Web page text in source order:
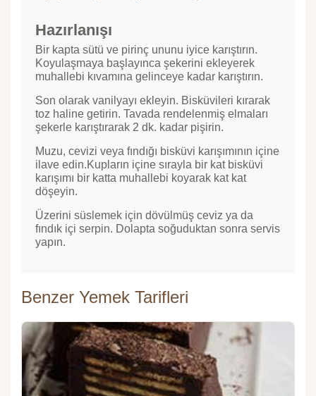
Hazırlanışı
Bir kapta sütü ve pirinç ununu iyice karıştırın.
Koyulaşmaya başlayınca şekerini ekleyerek
muhallebi kıvamına gelinceye kadar karıştırın.
Son olarak vanilyayı ekleyin. Bisküvileri kırarak
toz haline getirin. Tavada rendelenmiş elmaları
şekerle karıştırarak 2 dk. kadar pişirin.
Muzu, cevizi veya fındığı bisküvi karışımının içine
ilave edin.Kupların içine sırayla bir kat bisküvi
karışımı bir katta muhallebi koyarak kat kat
döşeyin.
Üzerini süslemek için dövülmüş ceviz ya da
fındık içi serpin. Dolapta soğuduktan sonra servis
yapın.
Benzer Yemek Tarifleri